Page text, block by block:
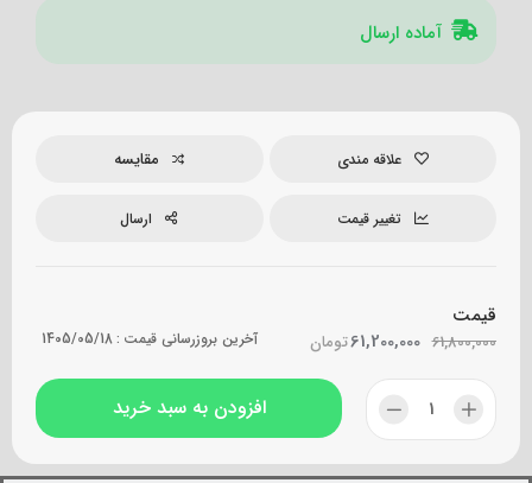
آماده ارسال
علاقه مندی مقایسه
تغییر قیمت ارسال
قیمت
61,800,000 تومان61,200,000 آخرین بروزرسانی قیمت :1405/05/18
افزودن به سبد خرید